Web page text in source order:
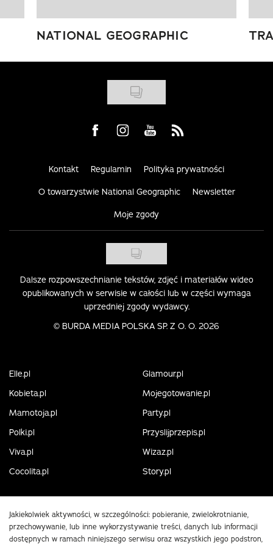
NATIONAL GEOGRAPHIC
Visit us on Facebook
Visit us on Instagram
Visit us on Youtube
Visit us on Rss
Kontakt Regulamin Polityka prywatności
O towarzystwie National Geographic Newsletter
Moje zgody
Dalsze rozpowszechnianie tekstów, zdjęć i materiałów wideo
opublikowanych w serwisie w całości lub w części wymaga
uprzedniej zgody wydawcy.
© BURDA MEDIA POLSKA SP. Z O. O. 2026
Elle.pl
Glamour.pl
Kobieta.pl
Mojegotowanie.pl
Mamotoja.pl
Party.pl
Polki.pl
Przyslijprzepis.pl
Viva.pl
Wizaz.pl
Cocolita.pl
Story.pl
Jakiekolwiek aktywności, w szczególności: pobieranie, zwielokrotnianie,
przechowywanie, lub inne wykorzystywanie treści, danych lub informacji
dostępnych w ramach niniejszego serwisu oraz wszystkich jego podstron,